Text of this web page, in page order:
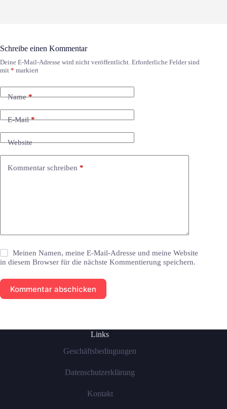
Schreibe einen Kommentar
Deine E-Mail-Adresse wird nicht veröffentlicht. Erforderliche Felder sind
mit * markiert
Name*
E-Mail*
Website
Kommentar schreiben *
Meinen Namen, meine E-Mail-Adresse und meine Website
in diesem Browser für die nächste Kommentierung speichern.
Kommentar abschicken
Links
Geschäftsbedingungen
Datenschutzerklärung
Kontakt